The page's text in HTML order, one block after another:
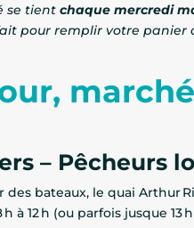
se tientchaque mercredi
pour remplir votre panier
– Pêcheurs
bateaux, le quai Arthur
à 12 h (ou parfois jusque